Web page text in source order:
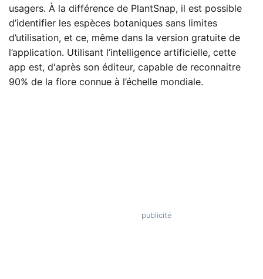
usagers. À la différence de PlantSnap, il est possible
d’identifier les espèces botaniques sans limites
d’utilisation, et ce, même dans la version gratuite de
l’application. Utilisant l’intelligence artificielle, cette
app est, d'après son éditeur, capable de reconnaitre
90% de la flore connue à l’échelle mondiale.